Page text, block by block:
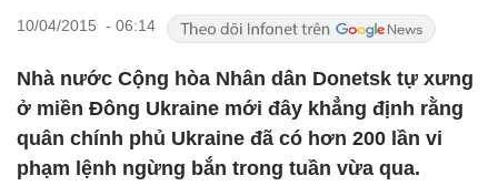
10/04/2015 - 06:14
Nhà nước Cộng hòa Nhân dân Donetsk tự xưng
ở miền Đông Ukraine mới đây khẳng định rằng
quân chính phủ Ukraine đã có hơn 200 lần vi
phạm lệnh ngừng bắn trong tuần vừa qua.